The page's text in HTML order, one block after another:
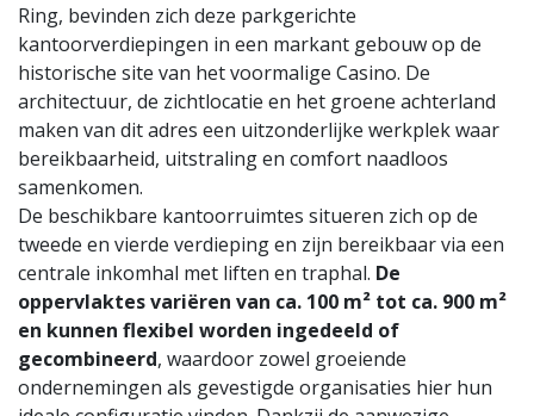
Ring, bevinden zich deze parkgerichte
kantoorverdiepingen in een markant gebouw op de
historische site van het voormalige Casino. De
architectuur, de zichtlocatie en het groene achterland
maken van dit adres een uitzonderlijke werkplek waar
bereikbaarheid, uitstraling en comfort naadloos
samenkomen.
De beschikbare kantoorruimtes situeren zich op de
tweede en vierde verdieping en zijn bereikbaar via een
centrale inkomhal met liften en traphal. De
oppervlaktes variëren van ca. 100 m² tot ca. 900 m²
en kunnen flexibel worden ingedeeld of
gecombineerd, waardoor zowel groeiende
ondernemingen als gevestigde organisaties hier hun